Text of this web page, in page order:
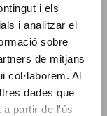
i els
i analitzar el
sobre
de mitjans
col·laborem. Al
dades que
a partir de l'ús